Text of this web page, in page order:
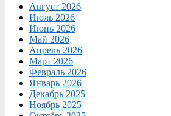
Август 2026
Июль 2026
Июнь 2026
Май 2026
Апрель 2026
Март 2026
Февраль 2026
Январь 2026
Декабрь 2025
Ноябрь 2025